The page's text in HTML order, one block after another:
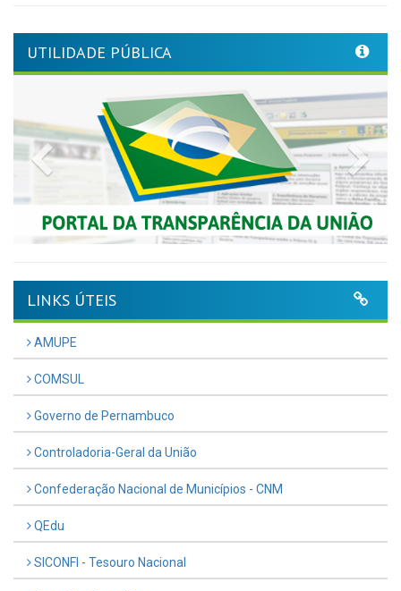
UTILIDADE PÚBLICA
Previous
LINKS ÚTEIS
AMUPE
COMSUL
Governo de Pernambuco
Controladoria-Geral da União
Confederação Nacional de Municípios - CNM
QEdu
SICONFI - Tesouro Nacional